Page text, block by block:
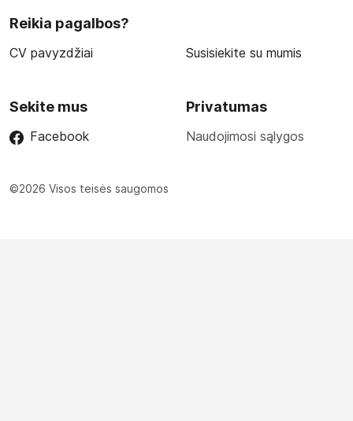
Reikia pagalbos?
CV pavyzdžiai Susisiekite su mumis
Sekite mus
Facebook
Privatumas
Naudojimosi sąlygos
©2026 Visos teisės saugomos